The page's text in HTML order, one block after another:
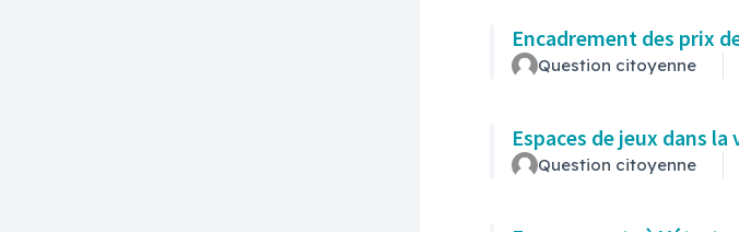
Encadrement des prix
Question citoyenne
Espaces de jeux dans la
Question citoyenne